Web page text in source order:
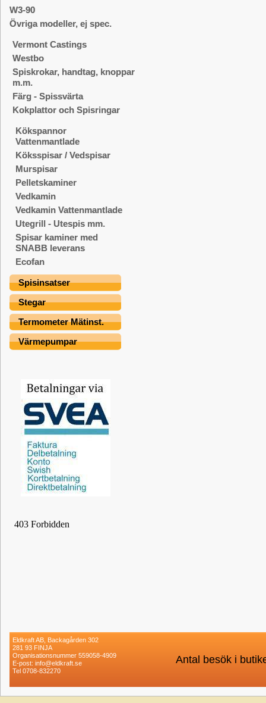
W3-90
Övriga modeller, ej spec.
Vermont Castings
Westbo
Spiskrokar, handtag, knoppar
m.m.
Färg - Spissvärta
Kokplattor och Spisringar
Kökspannor
Vattenmantlade
Köksspisar / Vedspisar
Murspisar
Pelletskaminer
Vedkamin
Vedkamin Vattenmantlade
Utegrill - Utespis mm.
Spisar kaminer med
SNABB leverans
Ecofan
Spisinsatser
Stegar
Termometer Mätinst.
Värmepumpar
Eldkraft AB, Backagården 302
281 93 FINJA
Organisationsnummer 559058-4909
E-post: info@eldkraft.se
Tel 0708-832270
Antal besök i